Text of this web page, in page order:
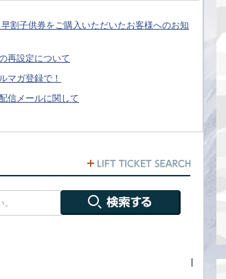
割子供券をご購入いただいたお客様へのお知
再設定について
マガ登録で！
信メールに関して